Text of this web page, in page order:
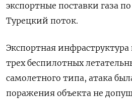
экспортные ​поставки ​газа
Турецкий ⁠поток.
Экспортная ‌инфраструктура
трех беспилотных
самолетного типа, ‌атака
поражения ​объекта не